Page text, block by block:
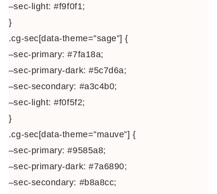
–sec-light: #f9f0f1;
}
.cg-sec[data-theme=”sage”] {
–sec-primary: #7fa18a;
–sec-primary-dark: #5c7d6a;
–sec-secondary: #a3c4b0;
–sec-light: #f0f5f2;
}
.cg-sec[data-theme=”mauve”] {
–sec-primary: #9585a8;
–sec-primary-dark: #7a6890;
–sec-secondary: #b8a8cc;